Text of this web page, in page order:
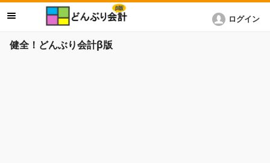
健全！どんぶり会計β版
ログイン